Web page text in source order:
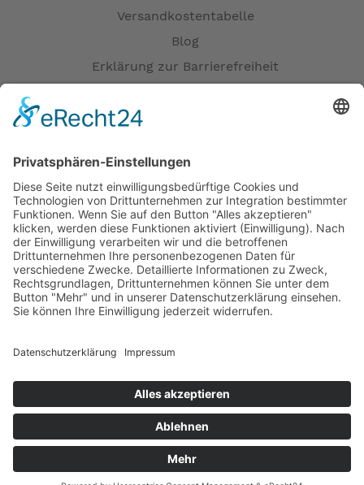
Versandkostentabelle
Blog
Erklärung zur Barrierefreiheit
Zahlung und Versand
Öffnungszeiten
Verfügbarkeit
Größenrechner (Umlaufmaß)
Datenschutz
Fernabsatz
Rücknahme (Zelte)
Kontakt
Ergänzende Allgemeine Geschäftsbedingungen zum
easyCredit-Ratenkauf
Garantiefall